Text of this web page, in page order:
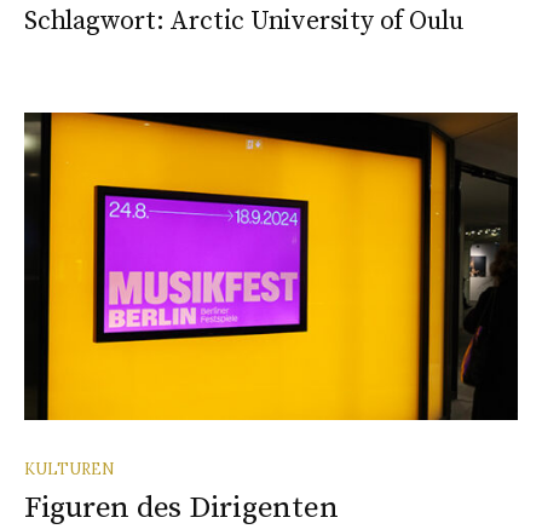
Schlagwort: Arctic University of Oulu
KULTUREN
Figuren des Dirigenten